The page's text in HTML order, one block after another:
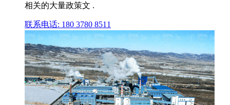
相关的大量政策文 .
联系电话: 180 3780 8511